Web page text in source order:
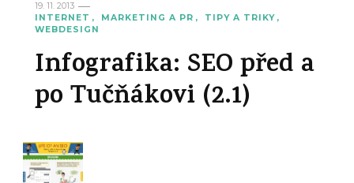
19. 11. 2013
INTERNET
MARKETING A PR
TIPY A TRIKY
WEBDESIGN
Infografika: SEO před a
po Tučňákovi (2.1)